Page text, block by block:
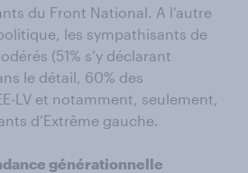
du Front National. A l’autre
les sympathisants de
(51% s’y déclarant
le détail, 60% des
LV et notamment, seulement,
d’Extrême gauche.
générationnelle